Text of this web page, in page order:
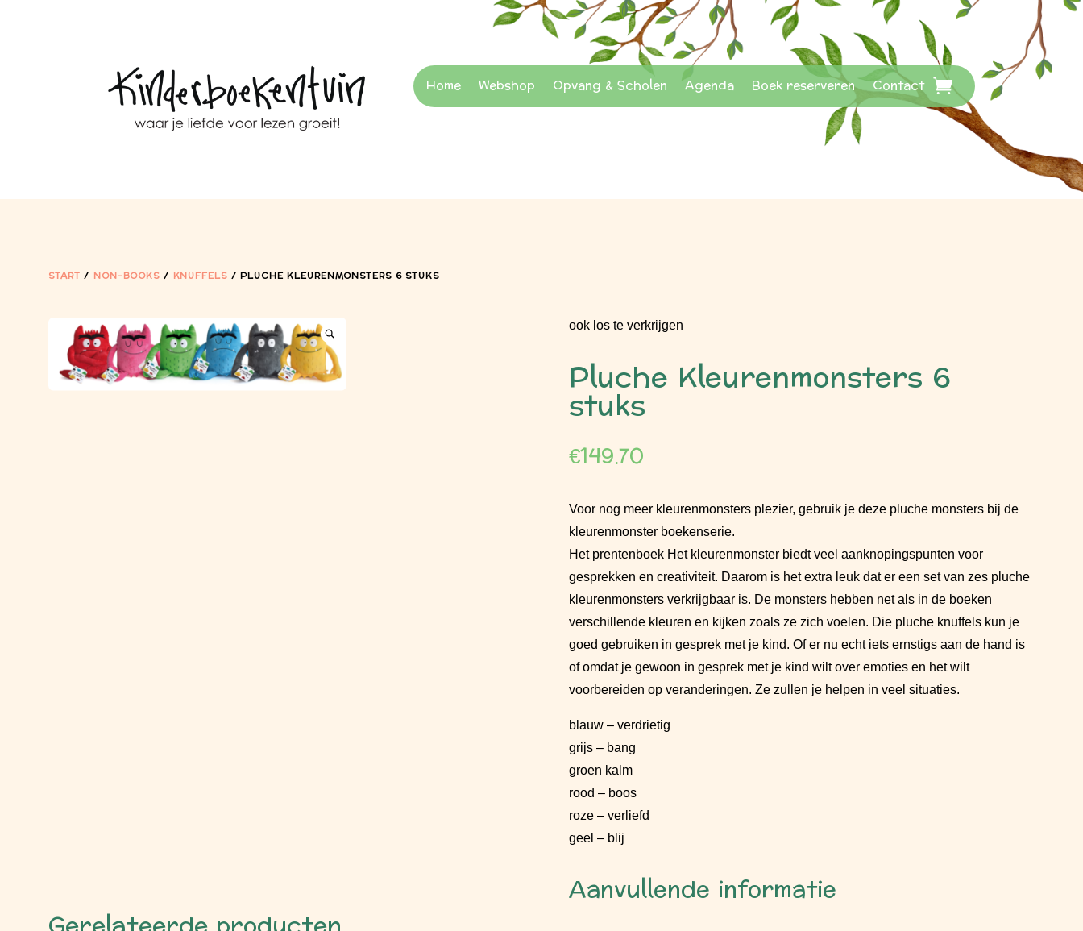
Home Webshop Opvang & Scholen Agenda Boek reserveren Contact
START / NON-BOOKS/ KNUFFELS/ PLUCHE KLEURENMONSTERS 6 STUKS
ook los te verkrijgen
Pluche Kleurenmonsters 6
stuks
€149.70
Voor nog meer kleurenmonsters plezier, gebruik je deze pluche monsters bij de
kleurenmonster boekenserie.
Het prentenboek Het kleurenmonster biedt veel aanknopingspunten voor
gesprekken en creativiteit. Daarom is het extra leuk dat er een set van zes pluche
kleurenmonsters verkrijgbaar is. De monsters hebben net als in de boeken
verschillende kleuren en kijken zoals ze zich voelen. Die pluche knuffels kun je
goed gebruiken in gesprek met je kind. Of er nu echt iets ernstigs aan de hand is
of omdat je gewoon in gesprek met je kind wilt over emoties en het wilt
voorbereiden op veranderingen. Ze zullen je helpen in veel situaties.
blauw – verdrietig
grijs – bang
groen kalm
rood – boos
roze – verliefd
geel – blij
Aanvullende informatie